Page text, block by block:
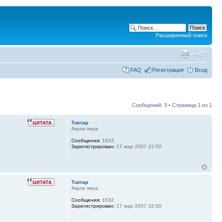
Расширенный поиск
FAQ Регистрация Вход
Сообщений: 3 • Страница 1 из 1
Тuктар
Акула пера
Сообщения: 1632
Зарегистрирован: 17 мар 2007 22:50
Тuктар
Акула пера
Сообщения: 1632
Зарегистрирован: 17 мар 2007 22:50